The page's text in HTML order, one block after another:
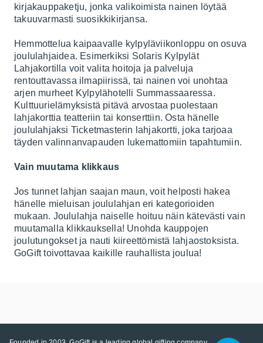
kirjakauppaketju, jonka valikoimista nainen löytää
takuuvarmasti suosikkikirjansa.
Hemmottelua kaipaavalle kylpyläviikonloppu on osuva
joululahjaidea. Esimerkiksi Solaris Kylpylät
Lahjakortilla voit valita hoitoja ja palveluja
rentouttavassa ilmapiirissä, tai nainen voi unohtaa
arjen murheet Kylpylähotelli Summassaaressa.
Kulttuurielämyksistä pitävä arvostaa puolestaan
lahjakorttia teatteriin tai konserttiin. Osta hänelle
joululahjaksi Ticketmasterin lahjakortti, joka tarjoaa
täyden valinnanvapauden lukemattomiin tapahtumiin.
Vain muutama klikkaus
Jos tunnet lahjan saajan maun, voit helposti hakea
hänelle mieluisan joululahjan eri kategorioiden
mukaan. Joululahja naiselle hoituu näin kätevästi vain
muutamalla klikkauksella! Unohda kauppojen
joulutungokset ja nauti kiireettömistä lahjaostoksista.
GoGift toivottavaa kaikille rauhallista joulua!